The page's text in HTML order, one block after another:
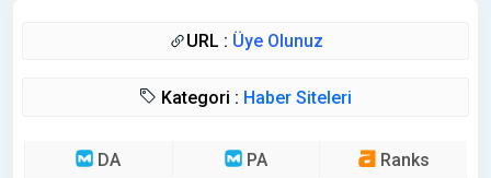
URL : Üye Olunuz
Kategori : Haber Siteleri
DA
PA
Ranks